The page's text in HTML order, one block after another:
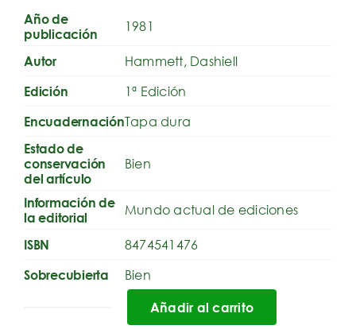
Año de
publicación
1981
Autor Hammett, Dashiell
Edición 1ª Edición
EncuadernaciónTapa dura
Estado de
conservación
del artículo
Bien
Información de
la editorial
Mundo actual de ediciones
ISBN 8474541476
Sobrecubierta Bien
Añadir al carrito